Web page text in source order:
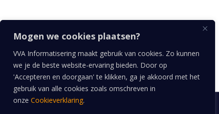
Mogen we cookies plaatsen?
VVA Informatisering maakt gebruik van cookies. Zo kunnen
we je de beste website-ervaring bieden. Door op
'Accepteren en doorgaan' te klikken, ga je akkoord met het
gebruik van alle cookies zoals omschreven in
onze Cookieverklaring.
Volg ons